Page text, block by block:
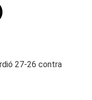
27-26 contra